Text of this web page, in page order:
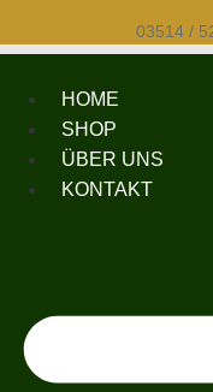
03514 /
HOME
SHOP
ÜBER UNS
KONTAKT